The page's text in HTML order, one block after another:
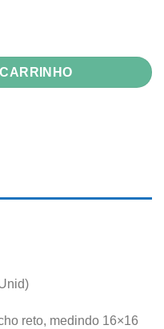
Plata 16x16 Fecho Reto
reto, medindo 16×16